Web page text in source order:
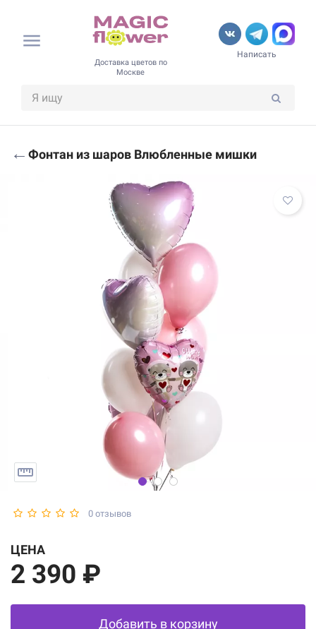
Доставка цветов по
Москве
Написать
← Фонтан из шаров Влюбленные мишки
0 отзывов
ЦЕНА
2 390 ₽
Добавить в корзину